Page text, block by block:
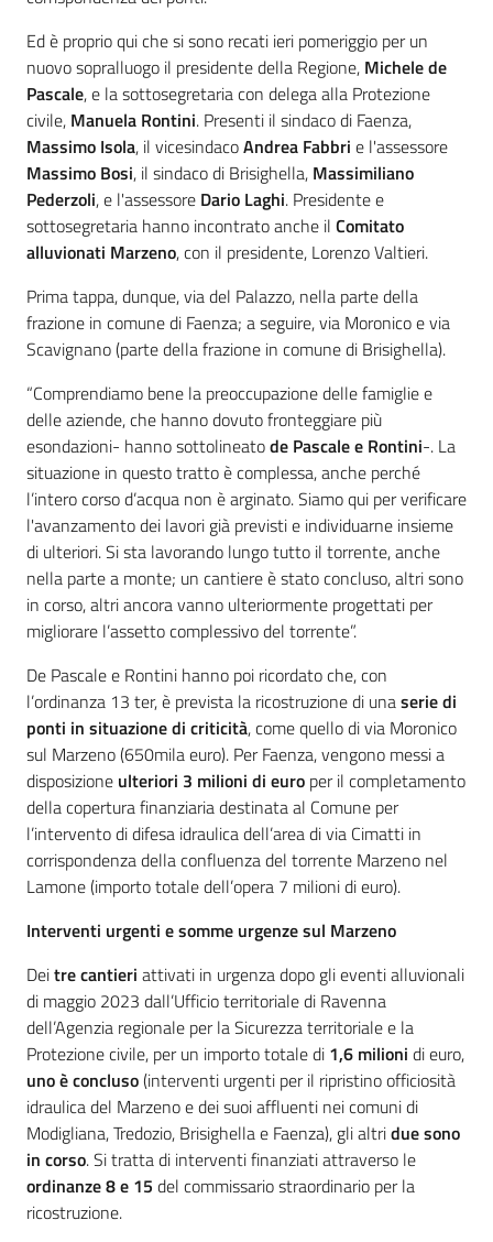
Ed è proprio qui che si sono recati ieri pomeriggio per un
nuovo sopralluogo il presidente della Regione, Michele de
Pascale, e la sottosegretaria con delega alla Protezione
civile, Manuela Rontini. Presenti il sindaco di Faenza,
Massimo Isola, il vicesindacoAndrea Fabbri e l'assessore
Massimo Bosi, il sindaco di Brisighella, Massimiliano
Pederzoli, e l'assessore Dario Laghi. Presidente e
sottosegretaria hanno incontrato anche il Comitato
alluvionati Marzeno, con il presidente, Lorenzo Valtieri.
Prima tappa, dunque, via del Palazzo, nella parte della
frazione in comune di Faenza; a seguire, via Moronico e via
Scavignano (parte della frazione in comune di Brisighella).
“Comprendiamo bene la preoccupazione delle famiglie e
delle aziende, che hanno dovuto fronteggiare più
esondazioni- hanno sottolineatode Pascale e Rontini-. La
situazione in questo tratto è complessa, anche perché
l’intero corso d’acqua non è arginato. Siamo qui per verificare
l'avanzamento dei lavori già previsti e individuarne insieme
di ulteriori. Si sta lavorando lungo tutto il torrente, anche
nella parte a monte; un cantiere è stato concluso, altri sono
in corso, altri ancora vanno ulteriormente progettati per
migliorare l’assetto complessivo del torrente”.
De Pascale e Rontini hanno poi ricordato che, con
l’ordinanza 13 ter, è prevista la ricostruzione di unaserie di
ponti in situazione di criticità, come quello di via Moronico
sul Marzeno (650mila euro). Per Faenza, vengono messi a
disposizione ulteriori 3 milioni di euro per il completamento
della copertura finanziaria destinata al Comune per
l’intervento di difesa idraulica dell’area di via Cimatti in
corrispondenza della confluenza del torrente Marzeno nel
Lamone (importo totale dell’opera 7 milioni di euro).
Interventi urgenti e somme urgenze sul Marzeno
Deitre cantieri attivati in urgenza dopo gli eventi alluvionali
di maggio 2023 dall’Ufficio territoriale di Ravenna
dell’Agenzia regionale per la Sicurezza territoriale e la
Protezione civile, per un importo totale di 1,6 milioni di euro,
uno è concluso(interventi urgenti per il ripristino officiosità
idraulica del Marzeno e dei suoi affluenti nei comuni di
Modigliana, Tredozio, Brisighella e Faenza), gli altridue sono
in corso. Si tratta di interventi finanziati attraverso le
ordinanze 8 e 15 del commissario straordinario per la
ricostruzione.